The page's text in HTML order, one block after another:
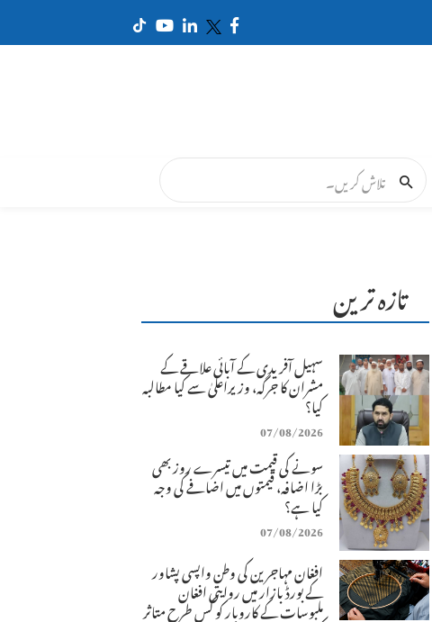
تازہ ترین
سہیل آفریدی کے آبائی علاقے کے
مشران کا جرگہ، وزیراعلیٰ سے کیا مطالبہ
کیا؟
07/08/2026
سونے کی قیمت میں تیسرے روز بھی
بڑا اضافہ، قیمتوں میں اضافے کی وجہ
کیا ہے؟
07/08/2026
افغان مہاجرین کی وطن واپسی پشاور
کے بورڈ بازار میں روایتی افغان
ملبوسات کے کاروبار کو کس طرح متاثر